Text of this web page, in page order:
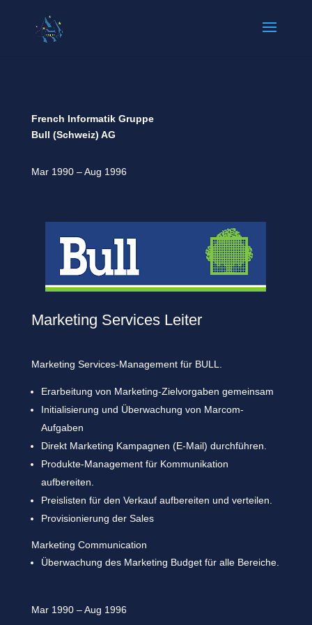
French Informatik Gruppe
Bull (Schweiz) AG
Mar 1990 – Aug 1996
Marketing Services Leiter
Marketing Services-Management für BULL.
Erarbeitung von Marketing-Zielvorgaben gemeinsam
Initialisierung und Überwachung von Marcom-
Aufgaben
Direkt Marketing Kampagnen (E-Mail) durchführen.
Produkte-Management für Kommunikation
aufbereiten.
Preislisten für den Verkauf aufbereiten und verteilen.
Provisionierung der Sales
Marketing Communication
Überwachung des Marketing Budget für alle Bereiche.
Mar 1990 – Aug 1996